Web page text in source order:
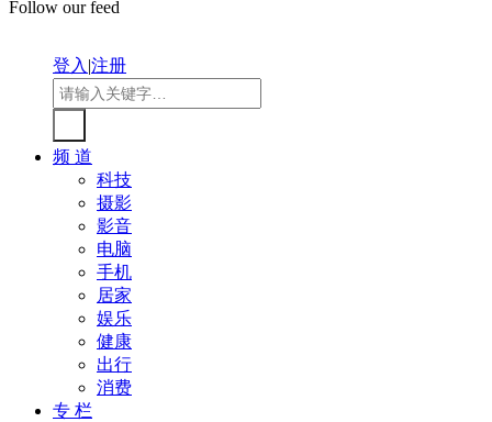
Follow our feed
登入|注册
频 道
科技
摄影
影音
电脑
手机
居家
娱乐
健康
出行
消费
专 栏